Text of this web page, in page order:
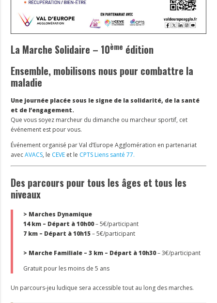
La Marche Solidaire – 10ème édition
Ensemble, mobilisons nous pour combattre la
maladie
Une journée placée sous le signe de la solidarité, de la santé
et de l’engagement.
Que vous soyez marcheur du dimanche ou marcheur sportif, cet
événement est pour vous.
Événement organisé par Val d’Europe Agglomération en partenariat
avecAVACS, le CEVE et le CPTS Liens santé 77.
Des parcours pour tous les âges et tous les
niveaux
> Marches Dynamique
14 km – Départ à 10h00– 5€/participant
7 km – Départ à 10h15– 5€/participant
> Marche Familiale – 3 km – Départ à 10h30– 3€/participant
Gratuit pour les moins de 5 ans
Un parcours-jeu ludique sera accessible tout au long des marches.